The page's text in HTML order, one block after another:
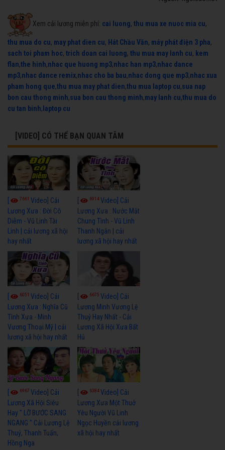
Xem cải lương miễn phí: cai luong, thu mua xe nuoc mia cu,
thu mua do cu, may phat dien cu, Hát Chầu Văn, máy phát điện 3 pha,
sach toi pham hoc, trich doan cai luong, thu mua may lanh cu, kem
flan,the hinh,nhac que huong mp3,nhac han mp3,nhac dance
mp3,nhac dance remix,nhac cho ba bau,nhac dong que mp3,nhac xua
pham hong que,thu mua may phat dien,thu mua laptop cu,sua nap
bon cau thong minh,sua bon cau thong minh,may lanh cu,thu mua do
cu tan binh, laptop cu
[VIDEO] CÓ THỂ BẠN QUAN TÂM
7661 Video] Cải
Lương Xưa : Đời Cô
Diễm - Vũ Linh Tài
Linh | cải lương xã hội
hay nhất
6914Video] Cải
Lương Xưa : Nước Mắt
Chung Tình - Vũ Linh
Thanh Ngân | cải
lương xã hội hay nhất
6051 Video] Cải
Lương Xưa : Nghĩa Cũ
Tình Xưa - Minh
Vương Thoại Mỹ | cải
lương xã hội hay nhất
6675Video] Cải
Lương Minh Vương Lệ
Thuỷ Hay Nhất - Cải
Lương Xã Hội Xưa Bất
Hủ
6967 Video] Cải
Lương Xã Hội Siêu
Hay " LỠ BƯỚC SANG
NGANG " Cải Lương Lệ
Thuỷ, Thanh Tuấn,
Hồng Nga
6384Video] Cải
Lương Xưa Một Thuở
Yêu Người Vũ Linh
Ngọc Huyền cải lương
xã hội hay nhất